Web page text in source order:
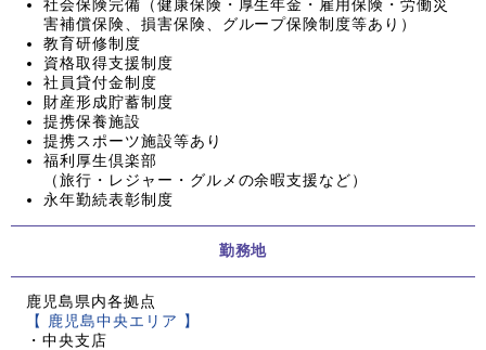
社会保険完備（健康保険・厚生年金・雇用保険・労働災
害補償保険、損害保険、グループ保険制度等あり）
教育研修制度
資格取得支援制度
社員貸付金制度
財産形成貯蓄制度
提携保養施設
提携スポーツ施設等あり
福利厚生倶楽部
（旅行・レジャー・グルメの余暇支援など）
永年勤続表彰制度
勤務地
鹿児島県内各拠点
【 鹿児島中央エリア 】
・中央支店